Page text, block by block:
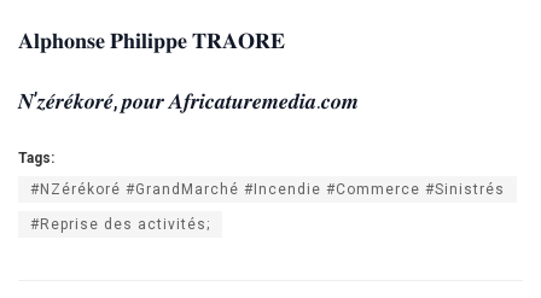
𝐀𝐥𝐩𝐡𝐨𝐧𝐬𝐞 𝐏𝐡𝐢𝐥𝐢𝐩𝐩𝐞 𝐓𝐑𝐀𝐎𝐑𝐄
𝑵’𝒛𝒆́𝒓𝒆́𝒌𝒐𝒓𝒆́, 𝒑𝒐𝒖𝒓 𝑨𝒇𝒓𝒊𝒄𝒂𝒕𝒖𝒓𝒆𝒎𝒆𝒅𝒊𝒂.𝒄𝒐𝒎
Tags:
#NZérékoré #GrandMarché #Incendie #Commerce #Sinistrés
#Reprise des activités;